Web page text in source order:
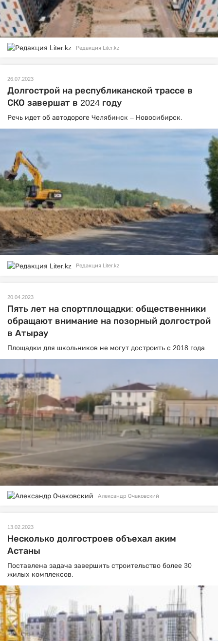
Редакция Liter.kz
26.07.2023
Долгострой на республиканской трассе в
СКО завершат в 2024 году
Речь идет об автодороге Челябинск – Новосибирск.
Редакция Liter.kz
20.04.2023
Пять лет на спортплощадки: общественники
обращают внимание на позорный долгострой
в Атырау
Площадки для школьников не могут достроить с 2018 года.
Александр Очаковский
13.02.2023
Несколько долгостроев объехал аким
Астаны
Поставлена задача завершить строительство более 30
жилых комплексов.